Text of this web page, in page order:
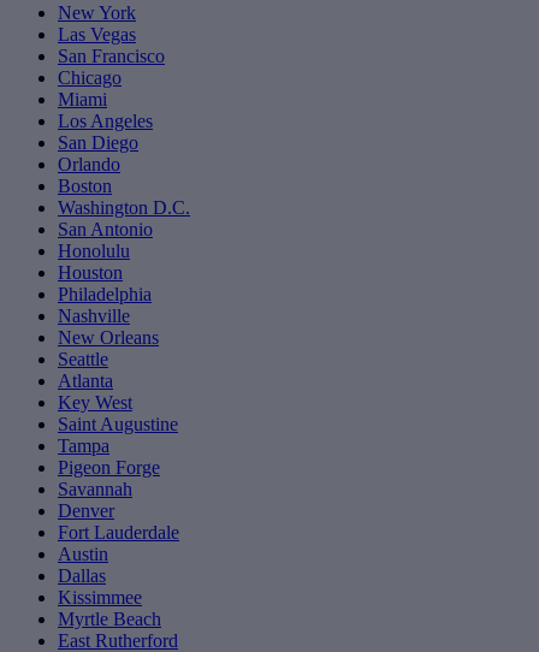
New York
Las Vegas
San Francisco
Chicago
Miami
Los Angeles
San Diego
Orlando
Boston
Washington D.C.
San Antonio
Honolulu
Houston
Philadelphia
Nashville
New Orleans
Seattle
Atlanta
Key West
Saint Augustine
Tampa
Pigeon Forge
Savannah
Denver
Fort Lauderdale
Austin
Dallas
Kissimmee
Myrtle Beach
East Rutherford